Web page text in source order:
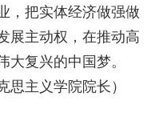
，把实体经济做强做
展主动权，在推动高
复兴的中国梦。
思主义学院院长）